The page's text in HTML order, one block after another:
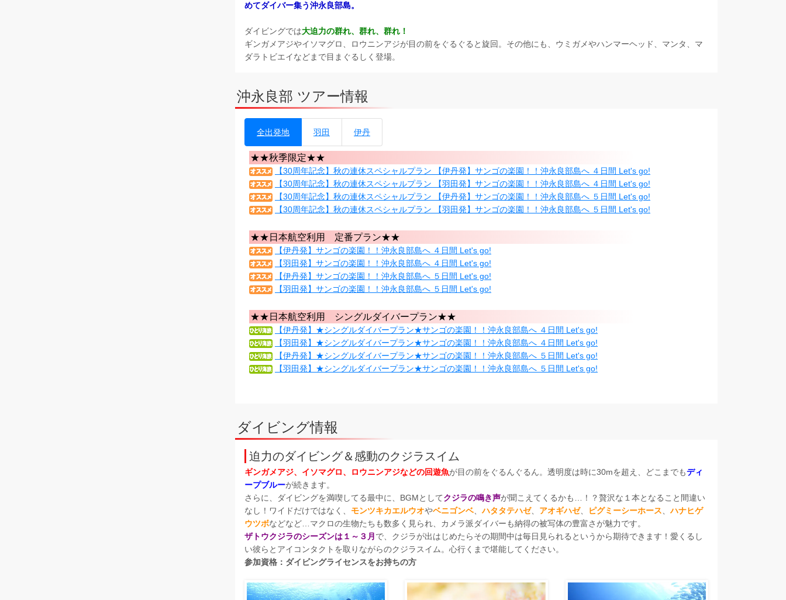
めてダイバー集う沖永良部島。
ダイビングでは大迫力の群れ、群れ、群れ！
ギンガメアジやイソマグロ、ロウニンアジが目の前をぐるぐると旋回。その他にも、ウミガメやハンマーヘッド、マンタ、マ
ダラトビエイなどまで目まぐるしく登場。
沖永良部 ツアー情報
全出発地 羽田 伊丹
★★秋季限定★★
【30周年記念】秋の連休スペシャルプラン 【伊丹発】サンゴの楽園！！沖永良部島へ ４日間 Let's go!
【30周年記念】秋の連休スペシャルプラン 【羽田発】サンゴの楽園！！沖永良部島へ ４日間 Let's go!
【30周年記念】秋の連休スペシャルプラン 【伊丹発】サンゴの楽園！！沖永良部島へ ５日間 Let's go!
【30周年記念】秋の連休スペシャルプラン 【羽田発】サンゴの楽園！！沖永良部島へ ５日間 Let's go!
★★日本航空利用 定番プラン★★
【伊丹発】サンゴの楽園！！沖永良部島へ ４日間 Let's go!
【羽田発】サンゴの楽園！！沖永良部島へ ４日間 Let's go!
【伊丹発】サンゴの楽園！！沖永良部島へ ５日間 Let's go!
【羽田発】サンゴの楽園！！沖永良部島へ ５日間 Let's go!
★★日本航空利用 シングルダイバープラン★★
【伊丹発】★シングルダイバープラン★サンゴの楽園！！沖永良部島へ ４日間 Let's go!
【羽田発】★シングルダイバープラン★サンゴの楽園！！沖永良部島へ ４日間 Let's go!
【伊丹発】★シングルダイバープラン★サンゴの楽園！！沖永良部島へ ５日間 Let's go!
【羽田発】★シングルダイバープラン★サンゴの楽園！！沖永良部島へ ５日間 Let's go!
ダイビング情報
迫力のダイビング＆感動のクジラスイム
ギンガメアジ、イソマグロ、ロウニンアジなどの回遊魚が目の前をぐるんぐるん。透明度は時に30mを超え、どこまでもディ
ープブルーが続きます。
さらに、ダイビングを満喫してる最中に、BGMとしてクジラの鳴き声が聞こえてくるかも…！？贅沢な１本となること間違い
なし！ワイドだけではなく、 モンツキカエルウオやベニゴンベ、ハタタテハゼ、 アオギハゼ、 ピグミーシーホース、ハナヒゲ
ウツボなどなど…マクロの生物たちも数多く見られ、カメラ派ダイバーも納得の被写体の豊富さが魅力です。
ザトウクジラのシーズンは１～３月 で、クジラが出はじめたらその期間中は毎日見られるというから期待できます！愛くるし
い彼らとアイコンタクトを取りながらのクジラスイム。心行くまで堪能してください。
参加資格：ダイビングライセンスをお持ちの方